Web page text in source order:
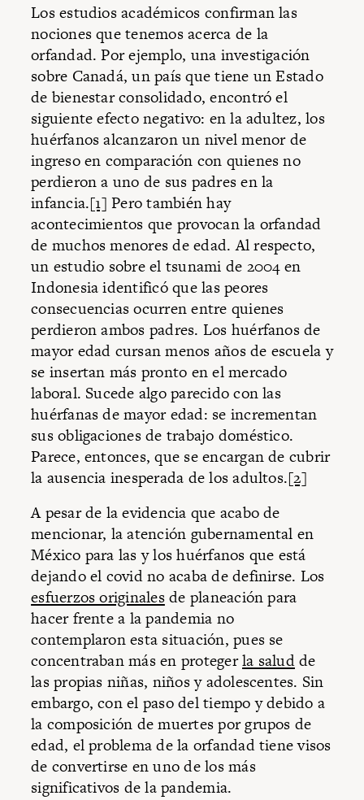
Los estudios académicos confirman las
nociones que tenemos acerca de la
orfandad. Por ejemplo, una investigación
sobre Canadá, un país que tiene un Estado
de bienestar consolidado, encontró el
siguiente efecto negativo: en la adultez, los
huérfanos alcanzaron un nivel menor de
ingreso en comparación con quienes no
perdieron a uno de sus padres en la
infancia.[1] Pero también hay
acontecimientos que provocan la orfandad
de muchos menores de edad. Al respecto,
un estudio sobre el tsunami de 2004 en
Indonesia identificó que las peores
consecuencias ocurren entre quienes
perdieron ambos padres. Los huérfanos de
mayor edad cursan menos años de escuela y
se insertan más pronto en el mercado
laboral. Sucede algo parecido con las
huérfanas de mayor edad: se incrementan
sus obligaciones de trabajo doméstico.
Parece, entonces, que se encargan de cubrir
la ausencia inesperada de los adultos.[2]
A pesar de la evidencia que acabo de
mencionar, la atención gubernamental en
México para las y los huérfanos que está
dejando el covid no acaba de definirse. Los
esfuerzos originalesde planeación para
hacer frente a la pandemia no
contemplaron esta situación, pues se
concentraban más en protegerla saludde
las propias niñas, niños y adolescentes. Sin
embargo, con el paso del tiempo y debido a
la composición de muertes por grupos de
edad, el problema de la orfandad tiene visos
de convertirse en uno de los más
significativos de la pandemia.